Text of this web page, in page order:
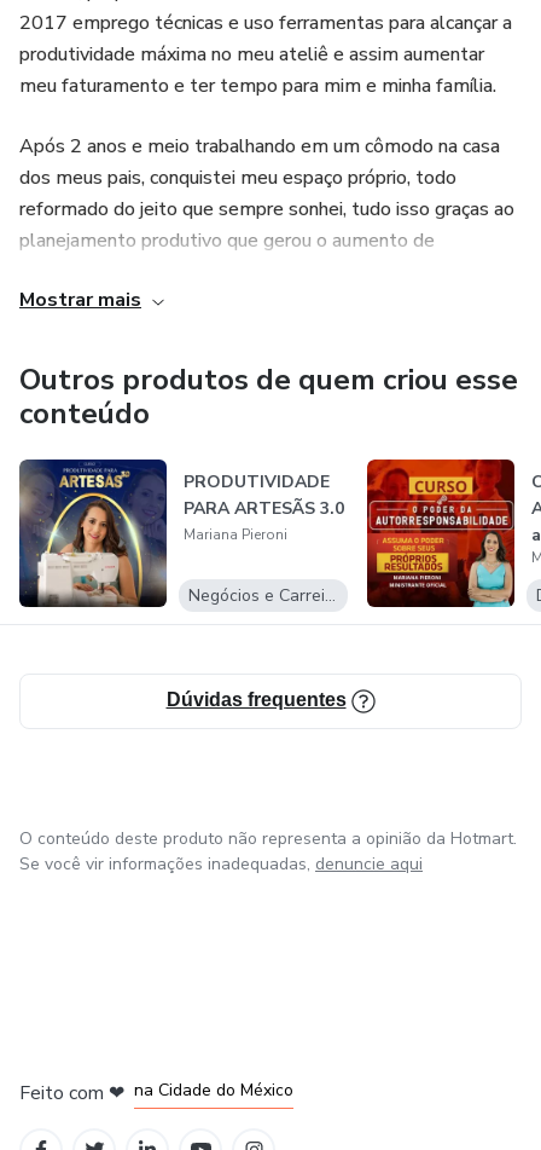
2017 emprego técnicas e uso ferramentas para alcançar a
produtividade máxima no meu ateliê e assim aumentar
meu faturamento e ter tempo para mim e minha família.
Após 2 anos e meio trabalhando em um cômodo na casa
dos meus pais, conquistei meu espaço próprio, todo
reformado do jeito que sempre sonhei, tudo isso graças ao
planejamento produtivo que gerou o aumento de
tenho muito a contribuir através dos meus conhecimentos
e experiência profissional! Vou tirar você da desorganização,
do faturamento baixo e da falta de tempo e te ajudar a
fazer o seu ateliê um negócio criativo de sucesso.
Coach Integral Sistêmico, formada pela Federação
Brasileira de Coach (FEBRACIS), utilizo ferramentas de
coaching para te levar a realização e a conquista de um
novo estilo de vida.
Mostrar mais
Outros produtos de quem criou esse
conteúdo
PRODUTIVIDADE
PARA ARTESÃS 3.0
Mariana Pieroni
Negócios e Carreira
Dúvidas frequentes
O conteúdo deste produto não representa a opinião da Hotmart.
Se você vir informações inadequadas, denuncie aqui
Feito com ❤ na Cidade do México